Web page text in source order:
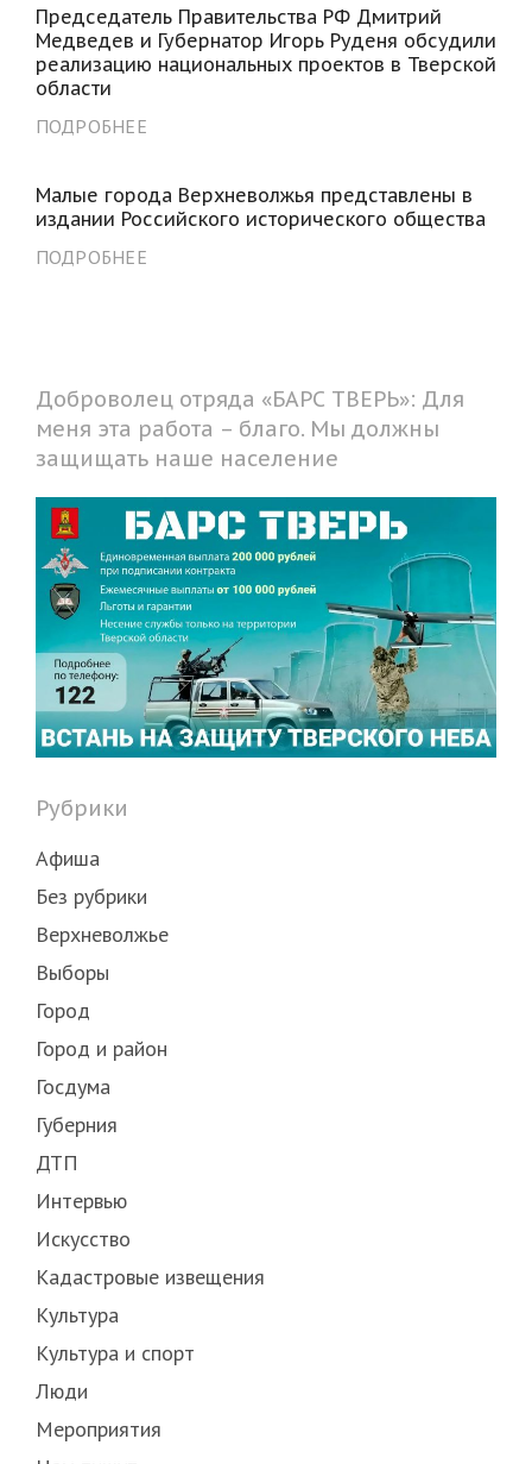
Председатель Правительства РФ Дмитрий
Медведев и Губернатор Игорь Руденя обсудили
реализацию национальных проектов в Тверской
области
ПОДРОБНЕЕ
Малые города Верхневолжья представлены в
издании Российского исторического общества
ПОДРОБНЕЕ
Доброволец отряда «БАРС ТВЕРЬ»: Для
меня эта работа – благо. Мы должны
защищать наше население
Рубрики
Афиша
Без рубрики
Верхневолжье
Выборы
Город
Город и район
Госдума
Губерния
ДТП
Интервью
Искусство
Кадастровые извещения
Культура
Культура и спорт
Люди
Мероприятия